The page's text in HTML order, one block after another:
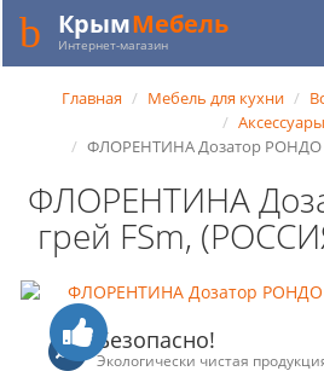
КрымМебель
Интернет-магазин
Главная Мебель для кухни
Аксессуары
ФЛОРЕНТИНА Дозатор РОНДО
ФЛОРЕНТИНА
грей FSm,
Безопасно!
Экологически чистая